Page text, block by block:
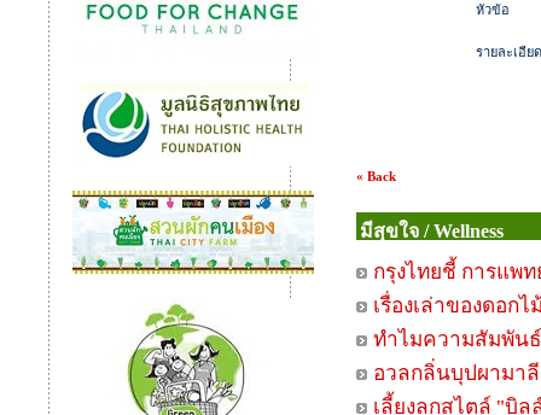
หัวข้อ
รายละเอียด
« Back
มีสุขใจ / Wellness
กรุงไทยชี้ การแพ
เรื่องเล่าของดอกไ
ทำไมความสัมพัน
อวลกลิ่นบุปผามาลี
เลี้ยงลูกสไตล์ "บิล